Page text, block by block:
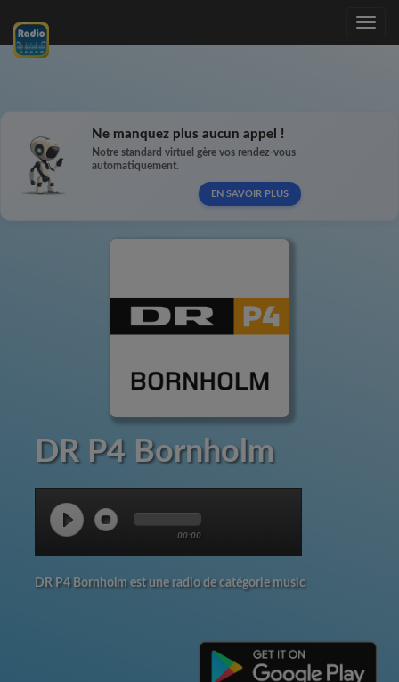
Toggle
Ne manquez plus aucun appel !
Notre standard virtuel gère vos rendez-vous
automatiquement.
EN SAVOIR PLUS
DR P4 Bornholm
00:00
DR P4 Bornholm est une radio de catégorie music